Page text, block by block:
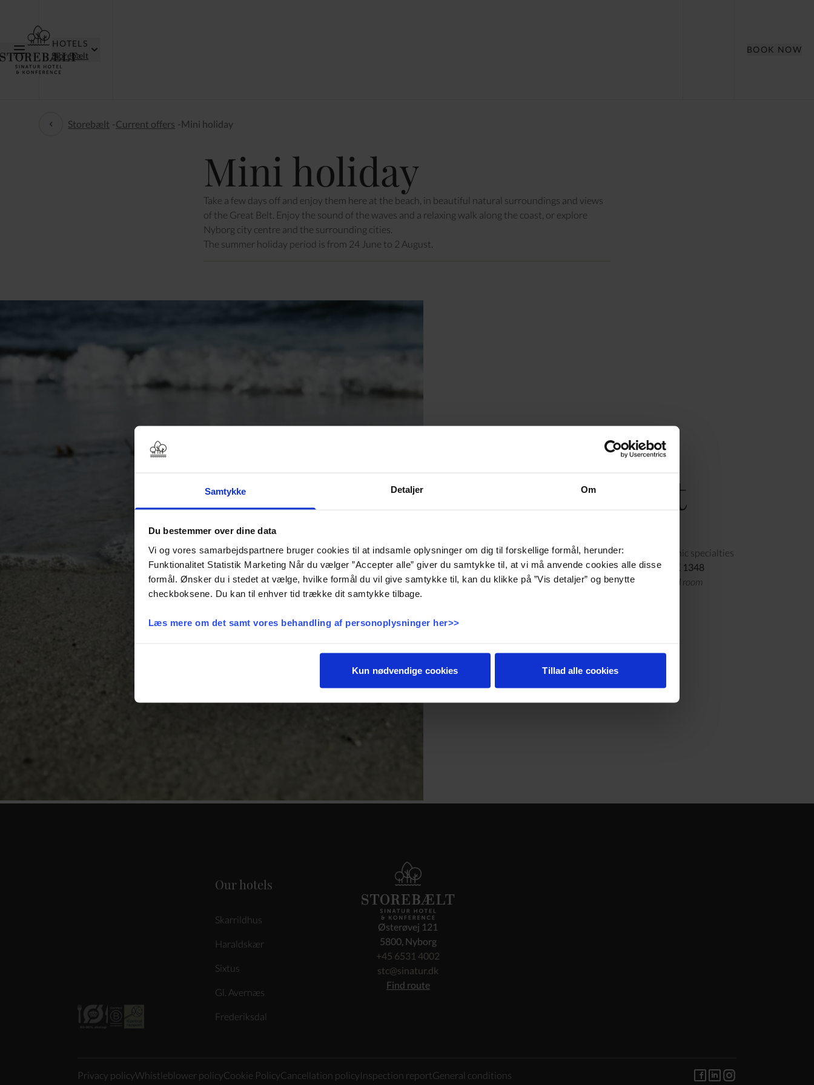
Samtykke Detaljer Om
Du bestemmer over dine data
Vi og vores samarbejdspartnere bruger cookies til at indsamle oplysninger om dig til forskellige formål, herunder:
Funktionalitet Statistik Marketing Når du vælger ”Accepter alle” giver du samtykke til, at vi må anvende cookies alle disse
formål. Ønsker du i stedet at vælge, hvilke formål du vil give samtykke til, kan du klikke på ”Vis detaljer” og benytte
checkboksene. Du kan til enhver tid trække dit samtykke tilbage.
Læs mere om det samt vores behandling af personoplysninger her>>
Kun nødvendige cookies Tillad alle cookies
HOTELS
Storebælt
BOOK NOW
Current offers
Storebælt -Current offers - Mini holiday
Mini holiday
Take a few days off and enjoy them here at the beach, in beautiful natural surroundings and views
of the Great Belt. Enjoy the sound of the waves and a relaxing walk along the coast, or explore
Nyborg city centre and the surrounding cities.
The summer holiday period is from 24 June to 2 August.
What you get
Delicious breakfast buffet with homemade and organic specialties
Price per person in a shared double room: From DKK 1348
The price example given is per person in a shared standard room
Our hotels
Skarrildhus
Haraldskær
Sixtus
Gl. Avernæs
Frederiksdal
Østerøvej 121
5800, Nyborg
+45 6531 4002
stc@sinatur.dk
Find route
Privacy policyWhistleblower policyCookie PolicyCancellation policyInspection reportGeneral conditions